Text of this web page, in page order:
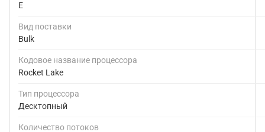
E
Вид поставки
Bulk
Кодовое название процессора
Rocket Lake
Тип процессора
Десктопный
Количество потоков